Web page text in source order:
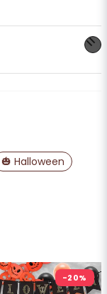
-20%
🎃 Halloween